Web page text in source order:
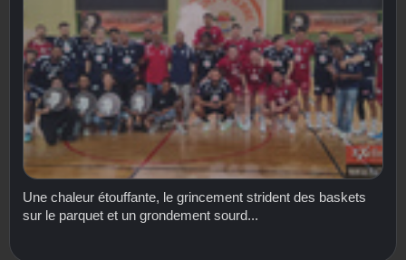
Une chaleur étouffante, le grincement strident des baskets
sur le parquet et un grondement sourd...